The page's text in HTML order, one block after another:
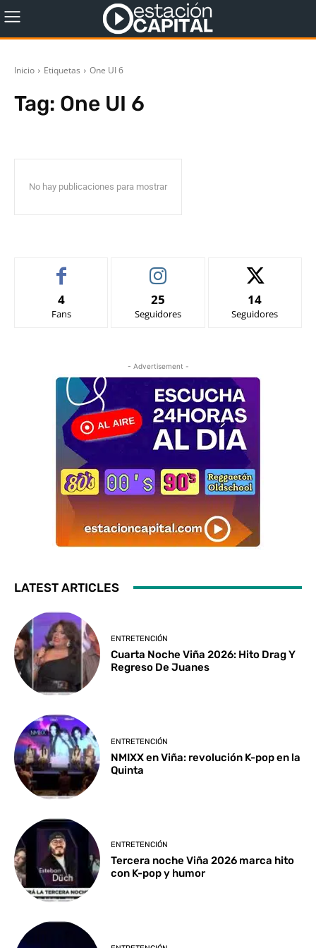
Inicio Etiquetas One UI 6
Tag: One UI 6
No hay publicaciones para mostrar
4
Fans
25
Seguidores
14
Seguidores
- Advertisement -
LATEST ARTICLES
ENTRETENCIÓN
Cuarta Noche Viña 2026: Hito Drag Y
Regreso De Juanes
ENTRETENCIÓN
NMIXX en Viña: revolución K-pop en la
Quinta
ENTRETENCIÓN
Tercera noche Viña 2026 marca hito
con K-pop y humor